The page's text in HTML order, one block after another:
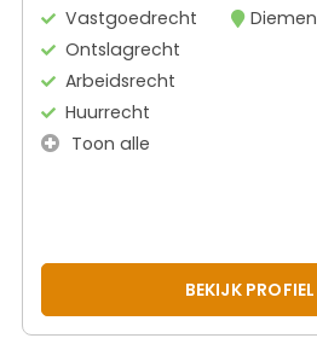
Vastgoedrecht
Ontslagrecht
Arbeidsrecht
Huurrecht
Toon alle
Diemen
BEKIJK PROFIEL